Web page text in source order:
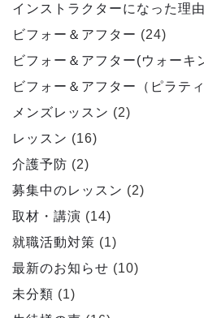
インストラクターになった理由
ビフォー＆アフター (24)
ビフォー＆アフター(ウォーキ
ビフォー＆アフター（ピラテ
メンズレッスン (2)
レッスン (16)
介護予防 (2)
募集中のレッスン (2)
取材・講演 (14)
就職活動対策 (1)
最新のお知らせ (10)
未分類 (1)